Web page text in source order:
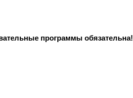
программы обязательна!